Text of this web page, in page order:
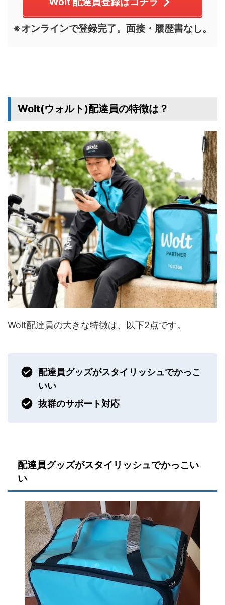
※オンラインで登録完了。面接・履歴書なし。
Wolt(ウォルト)配達員の特徴は？
Wolt配達員の大きな特徴は、以下2点です。
配達員グッズがスタイリッシュでかっこ
いい
抜群のサポート対応
配達員グッズがスタイリッシュでかっこい
い